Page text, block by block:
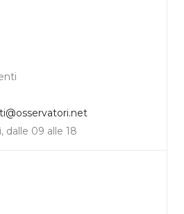
dalle 09 alle 18